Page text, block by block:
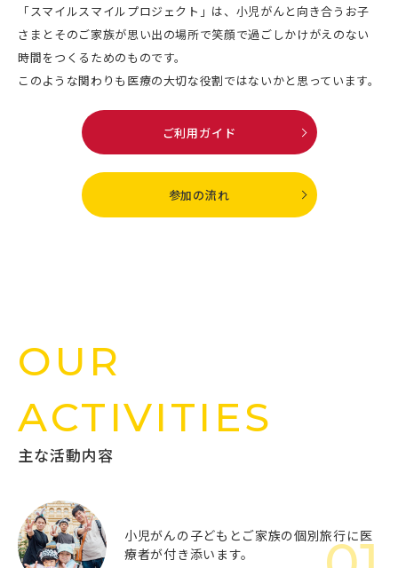
「スマイルスマイルプロジェクト」は、小児がんと向き合うお子
さまとそのご家族が思い出の場所で笑顔で過ごしかけがえのない
時間をつくるためのものです。
このような関わりも医療の大切な役割ではないかと思っています。
ご利用ガイド
参加の流れ
OUR
ACTIVITIES
主な活動内容
小児がんの子どもとご家族の個別旅行に医
療者が付き添います。